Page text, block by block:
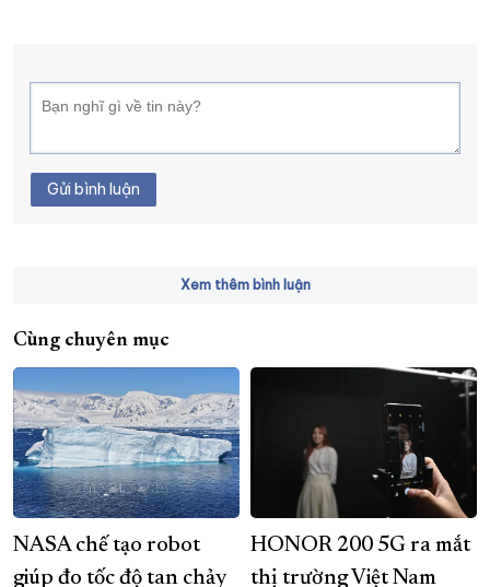
Gửi bình luận
Xem thêm bình luận
Cùng chuyên mục
NASA chế tạo robot
giúp đo tốc độ tan chảy
HONOR 200 5G ra mắt
thị trường Việt Nam